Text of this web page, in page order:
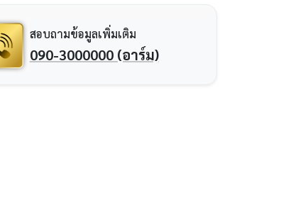
สอบถามข้อมูลเพิ่มเติม
090-3000000 (อาร์ม)